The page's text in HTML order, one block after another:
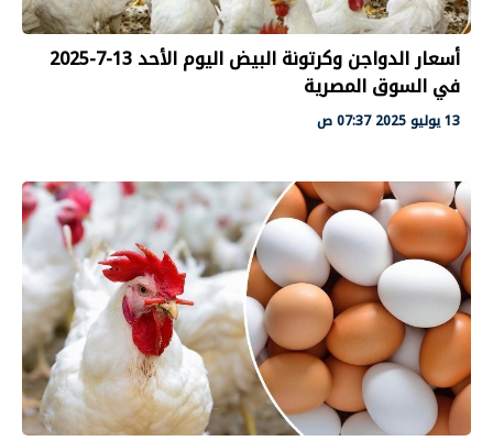
أسعار الدواجن وكرتونة البيض اليوم الأحد 13-7-2025
في السوق المصرية
13 يوليو 2025 07:37 ص